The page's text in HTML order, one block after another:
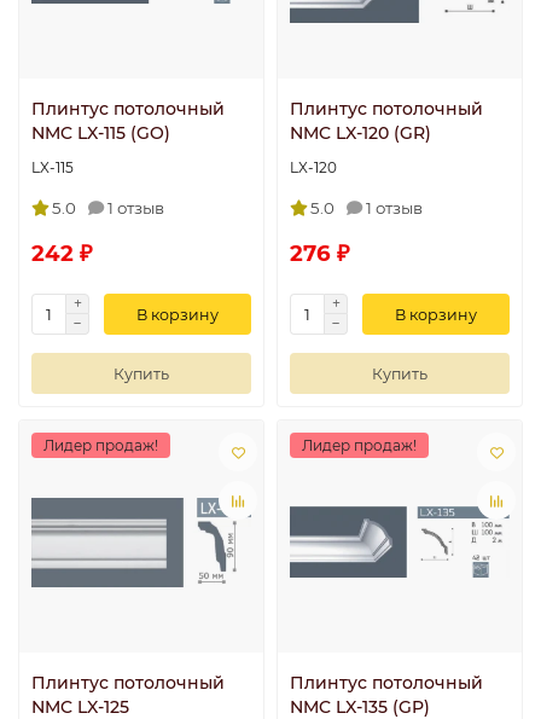
Плинтус потолочный
NMC LX-115 (GO)
LX-115
5.0 1 отзыв
242 ₽
В корзину
Купить
Плинтус потолочный
NMC LX-120 (GR)
LX-120
5.0 1 отзыв
276 ₽
В корзину
Купить
Лидер продаж!
Плинтус потолочный
NMC LX-125
Лидер продаж!
Плинтус потолочный
NMC LX-135 (GP)